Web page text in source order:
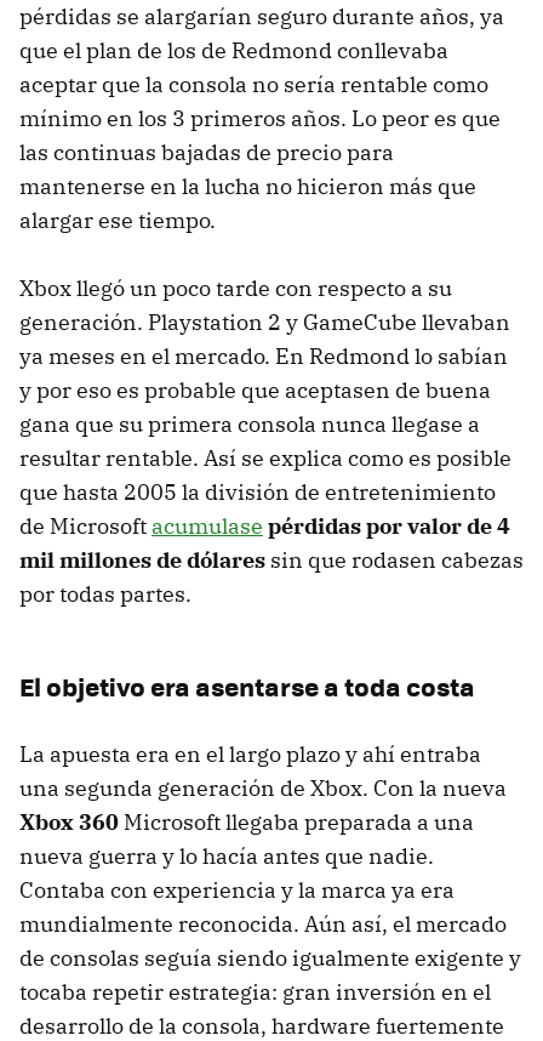
pérdidas se alargarían seguro durante años, ya
que el plan de los de Redmond conllevaba
aceptar que la consola no sería rentable como
mínimo en los 3 primeros años. Lo peor es que
las continuas bajadas de precio para
mantenerse en la lucha no hicieron más que
alargar ese tiempo.
Xbox llegó un poco tarde con respecto a su
generación. Playstation 2 y GameCube llevaban
ya meses en el mercado. En Redmond lo sabían
y por eso es probable que aceptasen de buena
gana que su primera consola nunca llegase a
resultar rentable. Así se explica como es posible
que hasta 2005 la división de entretenimiento
de Microsoft acumulase pérdidas por valor de 4
mil millones de dólares sin que rodasen cabezas
por todas partes.
El objetivo era asentarse a toda costa
La apuesta era en el largo plazo y ahí entraba
una segunda generación de Xbox. Con la nueva
Xbox 360 Microsoft llegaba preparada a una
nueva guerra y lo hacía antes que nadie.
Contaba con experiencia y la marca ya era
mundialmente reconocida. Aún así, el mercado
de consolas seguía siendo igualmente exigente y
tocaba repetir estrategia: gran inversión en el
desarrollo de la consola, hardware fuertemente